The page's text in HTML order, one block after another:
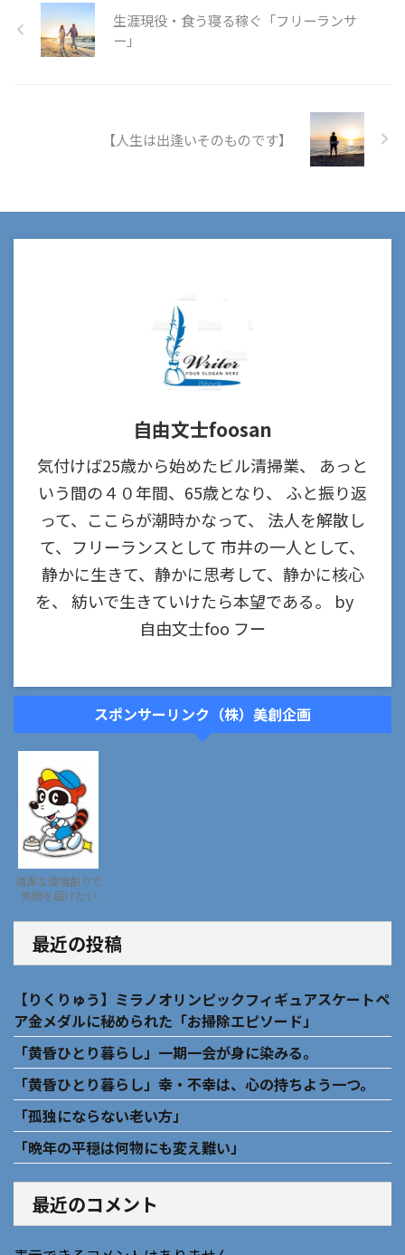
生涯現役・食う寝る稼ぐ「フリーランサ
ー」
【人生は出逢いそのものです】
自由文士foosan
気付けば25歳から始めたビル清掃業、 あっと
いう間の４０年間、65歳となり、 ふと振り返
って、ここらが潮時かなって、 法人を解散し
て、フリーランスとして 市井の一人として、
静かに生きて、静かに思考して、静かに核心
を、 紡いで生きていけたら本望である。 by
自由文士foo フー
スポンサーリンク（株）美創企画
清潔な環境創りで
笑顔を届けたい
最近の投稿
【りくりゅう】ミラノオリンピックフィギュアスケートペ
ア金メダルに秘められた「お掃除エピソード」
「黄昏ひとり暮らし」一期一会が身に染みる。
「黄昏ひとり暮らし」幸・不幸は、心の持ちよう一つ。
「孤独にならない老い方」
「晩年の平穏は何物にも変え難い」
最近のコメント